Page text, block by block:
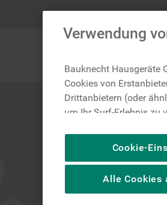
Verwendung
Bauknecht Hausgeräte
Cookies von
Drittanbietern (oder
um Ihr Surf-Erlebnis zu
um die redaktionellen
basierend auf Ihrer
personalisieren, die
Cookie-
Alle Cookies
gefrierschrank